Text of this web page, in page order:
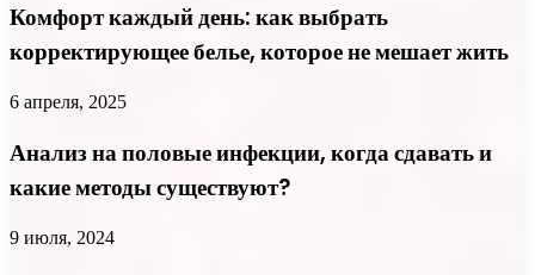
Комфорт каждый день: как выбрать
корректирующее белье, которое не мешает жить
6 апреля, 2025
Анализ на половые инфекции, когда сдавать и
какие методы существуют?
9 июля, 2024